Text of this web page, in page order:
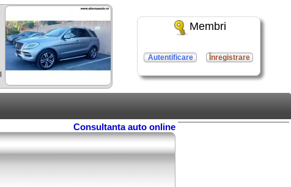
Membri
Autentificare Înregistrare
Consultanta auto online